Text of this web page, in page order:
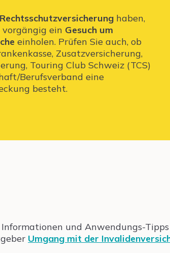
Rechtsschutzversicherung haben,
ein Gesuch um
einholen. Prüfen Sie auch, ob
Zusatzversicherung,
Touring Club Schweiz (TCS)
Berufsverband eine
besteht.
und Anwendungs-
Umgang mit der